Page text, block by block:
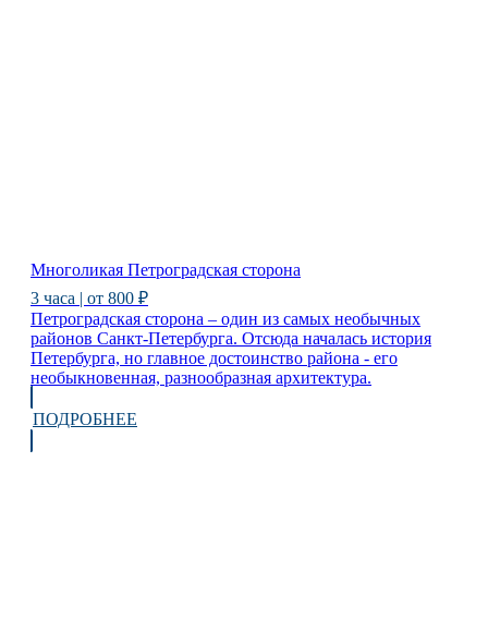
Многоликая Петроградская сторона
3 часа | от 800 ₽
Петроградская сторона – один из самых необычных
районов Санкт-Петербурга. Отсюда началась история
Петербурга, но главное достоинство района - его
необыкновенная, разнообразная архитектура.
ПОДРОБНЕЕ